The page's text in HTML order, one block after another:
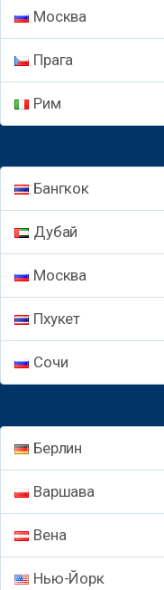
Москва
Прага
Рим
Бангкок
Дубай
Москва
Пхукет
Сочи
Берлин
Варшава
Вена
Нью-Йорк